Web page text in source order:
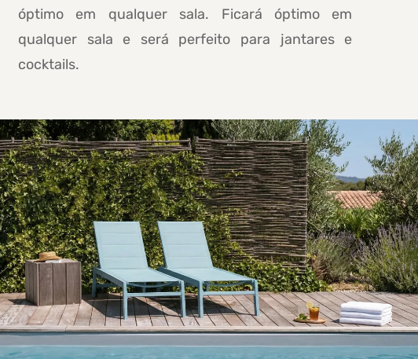
óptimo em qualquer sala. Ficará óptimo em
qualquer sala e será perfeito para jantares e
cocktails.